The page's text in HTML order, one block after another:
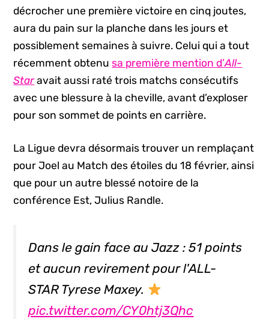
décrocher une première victoire en cinq joutes,
aura du pain sur la planche dans les jours et
possiblement semaines à suivre. Celui qui a tout
récemment obtenusa première mention d’All-
Staravait aussi raté trois matchs consécutifs
avec une blessure à la cheville, avant d’exploser
pour son sommet de points en carrière.
La Ligue devra désormais trouver un remplaçant
pour Joel au Match des étoiles du 18 février, ainsi
que pour un autre blessé notoire de la
conférence Est, Julius Randle.
Dans le gain face au Jazz : 51 points
et aucun revirement pour l'ALL-
STAR Tyrese Maxey.
pic.twitter.com/CY0htj3Qhc